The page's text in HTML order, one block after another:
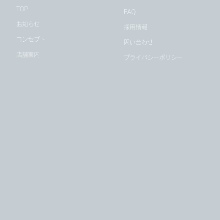
FAQ
採用情報
問い合わせ
プライバシーポリシー
TOP
お知らせ
コンセプト
店舗案内